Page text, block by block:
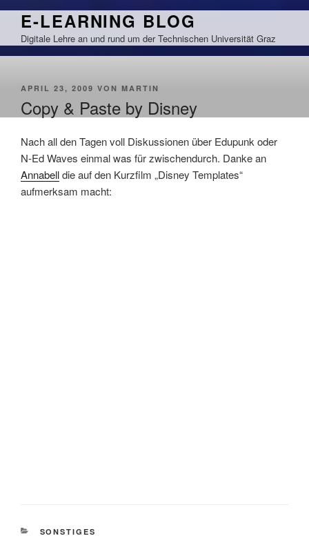
Zum
springen
E-LEARNING BLOG
Digitale Lehre an und rund um der Technischen Universität Graz
VERÖFFENTLICHT
APRIL 23, 2009 VON MARTIN
Copy & Paste by Disney
Nach all den Tagen voll Diskussionen über Edupunk oder
N-Ed Waves einmal was für zwischendurch. Danke an
Annabelldie auf den Kurzfilm „Disney Templates“
aufmerksam macht:
KATEGORIEN
SONSTIGES